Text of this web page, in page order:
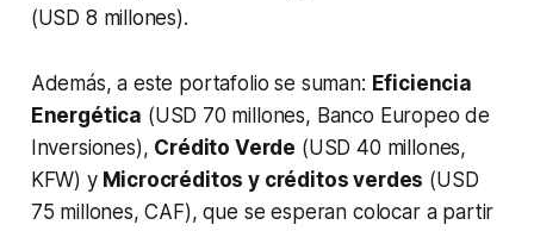
(USD 8 millones).
Además, a este portafolio se suman: Eficiencia
Energética (USD 70 millones, Banco Europeo de
Inversiones), Crédito Verde (USD 40 millones,
KFW) yMicrocréditos y créditos verdes (USD
75 millones, CAF), que se esperan colocar a partir